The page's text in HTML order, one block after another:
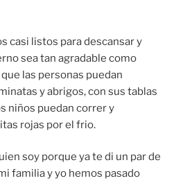
casi listos para descansar y
sea tan agradable como
las personas puedan
y abrigos, con sus tablas
niños puedan correr y
rojas por el frio.
soy porque ya te di un par de
familia y yo hemos pasado